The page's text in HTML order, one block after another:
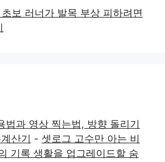
보 러너가 발목 부상 피하려면
법과 영상 찍는법, 방향 돌리기
산기 - 셋로그 고수만 아는 비
기록 생활을 업그레이드할 숨